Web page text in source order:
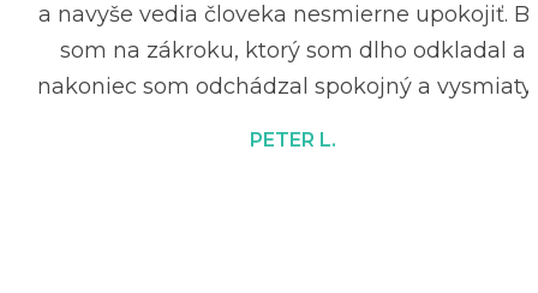
a navyše vedia človeka nesmierne upokojiť.
som na zákroku, ktorý som dlho odkladal a
nakoniec som odchádzal spokojný a vysmiaty
PETER L.